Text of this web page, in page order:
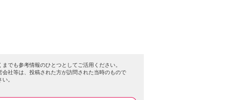
までも参考情報のひとつとしてご活用ください。
社等は、投稿された方が訪問された当時のもので
。